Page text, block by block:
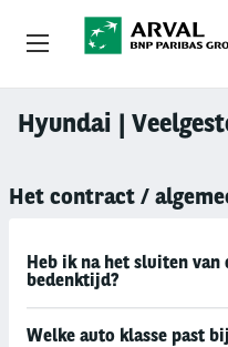
Overslaan en naar de inhoud
Hyundai |
Het contract /
Heb ik na het sluiten van
bedenktijd?
Welke auto klasse past
Zakelijk Leasen
Occasions
Klantenservice